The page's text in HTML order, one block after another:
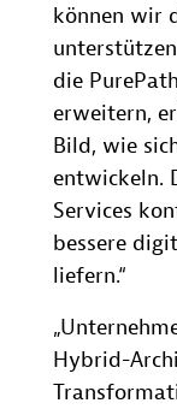
können wir
die
erweitern,
Bild, wie
entwickeln.
Services
bessere
liefern.“
Hybrid-